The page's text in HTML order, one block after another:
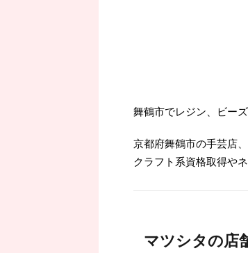
舞鶴市でレジン、ビー
京都府舞鶴市の手芸店
クラフト系資格取得や
マツシタの店